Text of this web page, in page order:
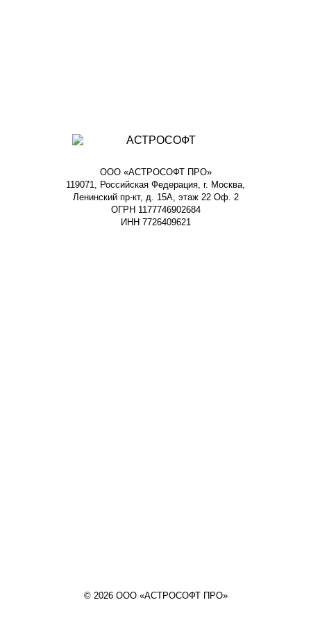
ООО «АСТРОСОФТ ПРО»
119071, Российская Федерация, г. Москва,
Ленинский пр-кт, д. 15А, этаж 22 Оф. 2
ОГРН 1177746902684
ИНН 7726409621
© 2026 ООО «АСТРОСОФТ ПРО»